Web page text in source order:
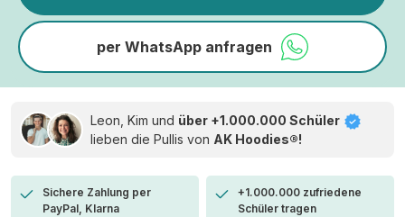
per WhatsApp anfragen
Leon, Kim und über +1.000.000 Schüler
lieben die Pullis von AK Hoodies®!
Sichere Zahlung per
PayPal, Klarna
+1.000.000 zufriedene
Schüler tragen